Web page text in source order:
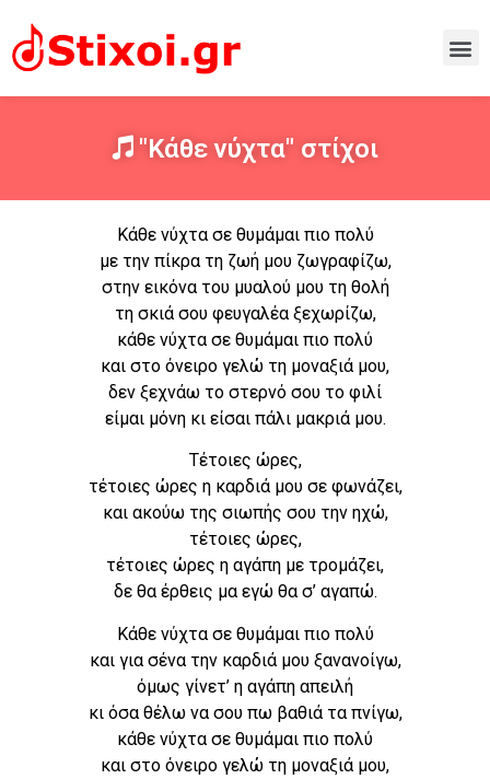
"Κάθε νύχτα" στίχοι
Κάθε νύχτα σε θυμάμαι πιο πολύ
με την πίκρα τη ζωή μου ζωγραφίζω,
στην εικόνα του μυαλού μου τη θολή
τη σκιά σου φευγαλέα ξεχωρίζω,
κάθε νύχτα σε θυμάμαι πιο πολύ
και στο όνειρο γελώ τη μοναξιά μου,
δεν ξεχνάω το στερνό σου το φιλί
είμαι μόνη κι είσαι πάλι μακριά μου.
Τέτοιες ώρες,
τέτοιες ώρες η καρδιά μου σε φωνάζει,
και ακούω της σιωπής σου την ηχώ,
τέτοιες ώρες,
τέτοιες ώρες η αγάπη με τρομάζει,
δε θα έρθεις μα εγώ θα σ’ αγαπώ.
Κάθε νύχτα σε θυμάμαι πιο πολύ
και για σένα την καρδιά μου ξανανοίγω,
όμως γίνετ’ η αγάπη απειλή
κι όσα θέλω να σου πω βαθιά τα πνίγω,
κάθε νύχτα σε θυμάμαι πιο πολύ
και στο όνειρο γελώ τη μοναξιά μου,